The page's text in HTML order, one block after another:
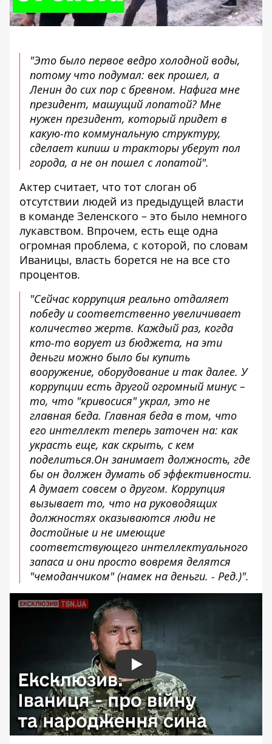
"Это было первое ведро холодной воды,
потому что подумал: век прошел, а
Ленин до сих пор с бревном. Нафига мне
президент, машущий лопатой? Мне
нужен президент, который придет в
какую-то коммунальную структуру,
сделает кипиш и тракторы уберут пол
города, а не он пошел с лопатой".
Актер считает, что тот слоган об
отсутствии людей из предыдущей власти
в команде Зеленского – это было немного
лукавством. Впрочем, есть еще одна
огромная проблема, с которой, по словам
Иваницы, власть борется не на все сто
процентов.
"Сейчас коррупция реально отдаляет
победу и соответственно увеличивает
количество жертв. Каждый раз, когда
кто-то ворует из бюджета, на эти
деньги можно было бы купить
вооружение, оборудование и так далее. У
коррупции есть другой огромный минус –
то, что "кривосися" украл, это не
главная беда. Главная беда в том, что
его интеллект теперь заточен на: как
украсть еще, как скрыть, с кем
поделиться.Он занимает должность, где
бы он должен думать об эффективности.
А думает совсем о другом. Коррупция
вызывает то, что на руководящих
должностях оказываются люди не
достойные и не имеющие
соответствующего интеллектуального
запаса и они просто вовремя делятся
"чемоданчиком" (намек на деньги. - Ред.)".
Play